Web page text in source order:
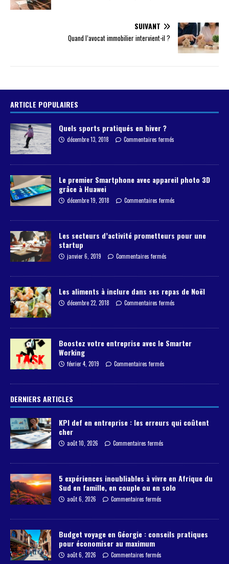
SUIVANT
Quand l’avocat immobilier intervient-il ?
ARTICLE POPULAIRES
Quels sports pratiqués en hiver ?
décembre 13, 2018 Commentaires fermés
Le premier Smartphone avec appareil photo 3D
grâce à Huawei
décembre 19, 2018 Commentaires fermés
Les secteurs d’activité prometteurs pour une
startup
janvier 6, 2019 Commentaires fermés
Les aliments à inclure dans ses repas de Noël
décembre 22, 2018 Commentaires fermés
Boostez votre entreprise avec le Smarter
Working
février 4, 2019 Commentaires fermés
DERNIERS ARTICLES
KPI def en entreprise : les erreurs qui coûtent
cher
août 10, 2026 Commentaires fermés
5 expériences inoubliables à vivre en Afrique du
Sud en famille, en couple ou en solo
août 6, 2026 Commentaires fermés
Budget voyage en Géorgie : conseils pratiques
pour économiser au maximum
août 6, 2026 Commentaires fermés